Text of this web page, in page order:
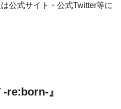
公式サイト・公式Twitter等に
-re:born-』